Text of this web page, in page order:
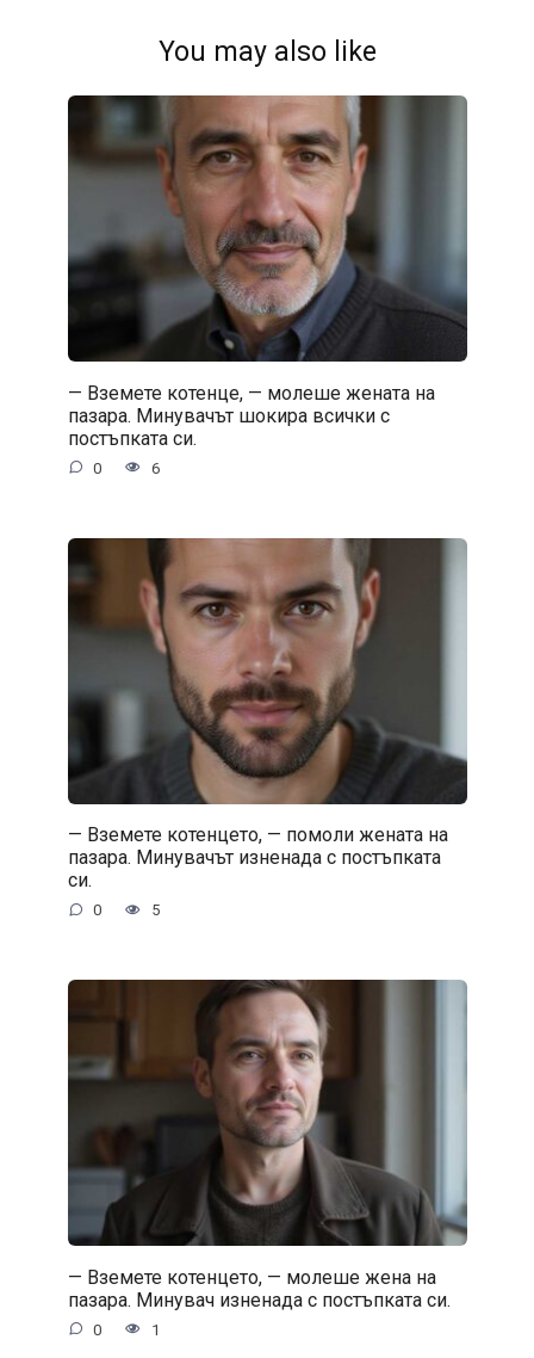
You may also like
— Вземете котенце, — молеше жената на
пазара. Минувачът шокира всички с
постъпката си.
0 6
— Вземете котенцето, — помоли жената на
пазара. Минувачът изненада с постъпката
си.
0 5
— Вземете котенцето, — молеше жена на
пазара. Минувач изненада с постъпката си.
0 1